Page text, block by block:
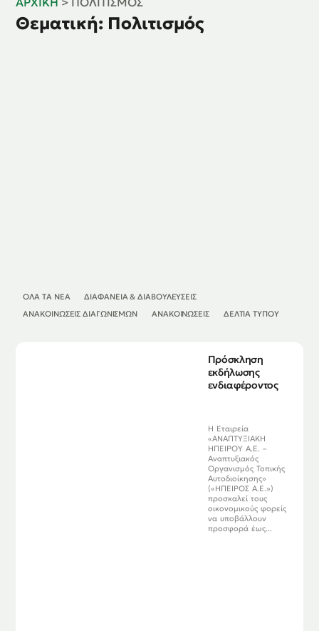
Θεματική: Πολιτισμός
ΌΛΑ ΤΑ ΝΈΑ
ΔΙΑΦΆΝΕΙΑ & ΔΙΑΒΟΥΛΕΎΣΕΙΣ
ΑΝΑΚΟΙΝΏΣΕΙΣ ΔΙΑΓΩΝΙΣΜΏΝ
ΑΝΑΚΟΙΝΏΣΕΙΣ ΔΕΛΤΊΑ ΤΎΠΟΥ
Πρόσκληση
εκδήλωσης
ενδιαφέροντος
Η Εταιρεία
«ΑΝΑΠΤΥΞΙΑΚΗ
ΗΠΕΙΡΟΥ Α.Ε. –
Αναπτυξιακός
Οργανισμός Τοπικής
Αυτοδιοίκησης»
(«ΗΠΕΙΡΟΣ Α.Ε.»)
προσκαλεί τους
οικονομικούς φορείς
να υποβάλλουν
προσφορά έως...